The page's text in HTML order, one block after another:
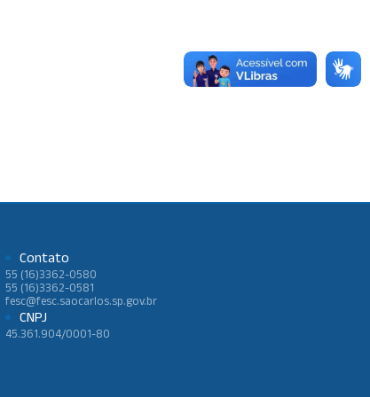
Contato
55 (16)3362-0580
55 (16)3362-0581
fesc@fesc.saocarlos.sp.gov.br
CNPJ
45.361.904/0001-80